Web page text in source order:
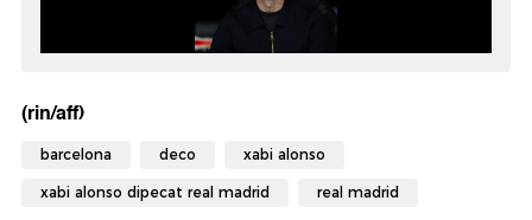
(rin/aff)
barcelona deco xabi alonso
xabi alonso dipecat real madrid real madrid